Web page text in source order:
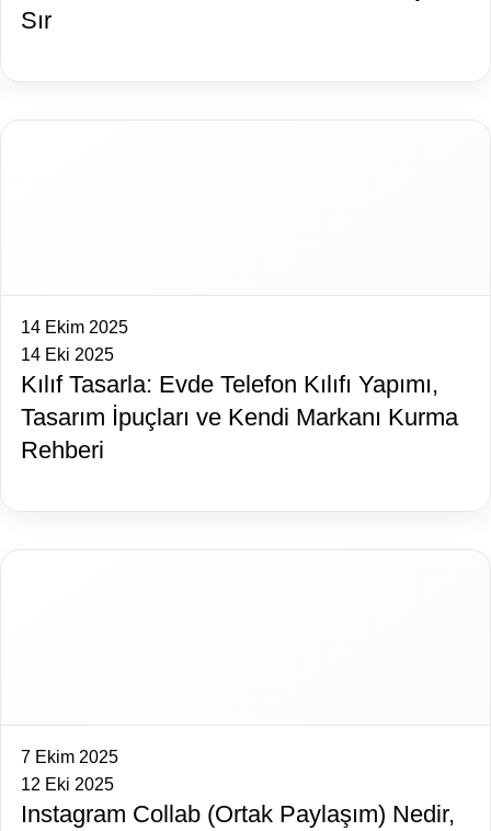
Sır
14 Ekim 2025
14 Eki 2025
Kılıf Tasarla: Evde Telefon Kılıfı Yapımı,
Tasarım İpuçları ve Kendi Markanı Kurma
Rehberi
7 Ekim 2025
12 Eki 2025
Instagram Collab (Ortak Paylaşım) Nedir,